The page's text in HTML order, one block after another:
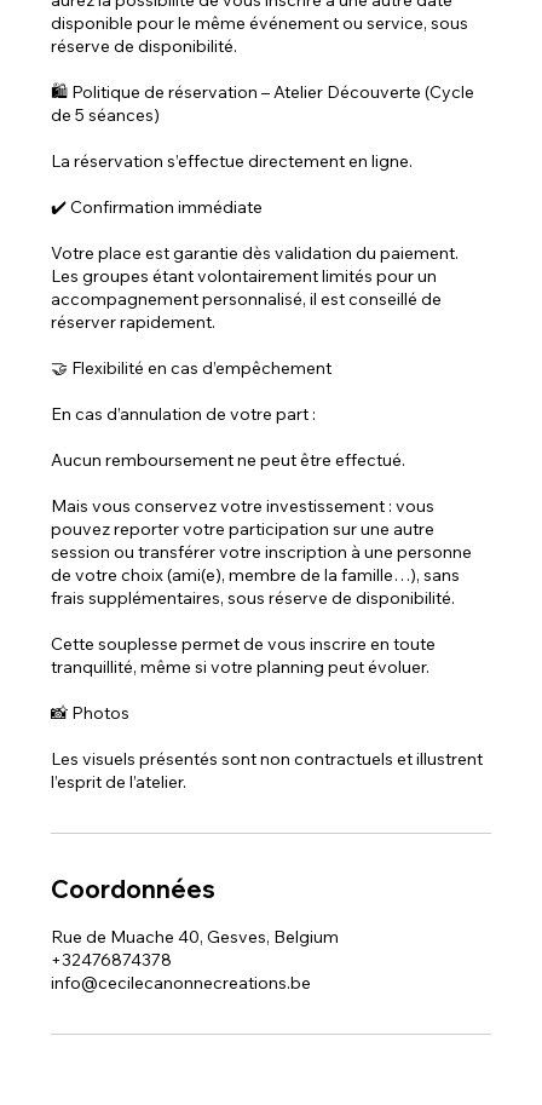
disponible pour le même événement ou service, sous
réserve de disponibilité.
🛍️ Politique de réservation – Atelier Découverte (Cycle
de 5 séances)
La réservation s’effectue directement en ligne.
✔️ Confirmation immédiate
Votre place est garantie dès validation du paiement.
Les groupes étant volontairement limités pour un
accompagnement personnalisé, il est conseillé de
réserver rapidement.
🤝 Flexibilité en cas d’empêchement
En cas d’annulation de votre part :
Aucun remboursement ne peut être effectué.
Mais vous conservez votre investissement : vous
pouvez reporter votre participation sur une autre
session ou transférer votre inscription à une personne
de votre choix (ami(e), membre de la famille…), sans
frais supplémentaires, sous réserve de disponibilité.
Cette souplesse permet de vous inscrire en toute
tranquillité, même si votre planning peut évoluer.
📸 Photos
Les visuels présentés sont non contractuels et illustrent
l’esprit de l’atelier.
Coordonnées
Rue de Muache 40, Gesves, Belgium
+32476874378
info@cecilecanonnecreations.be